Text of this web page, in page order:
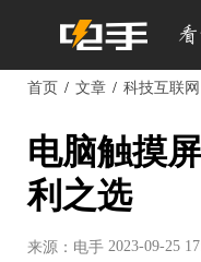
首页 文章 科技互联网
电脑触摸
利之选
来源：电手 2023-09-25